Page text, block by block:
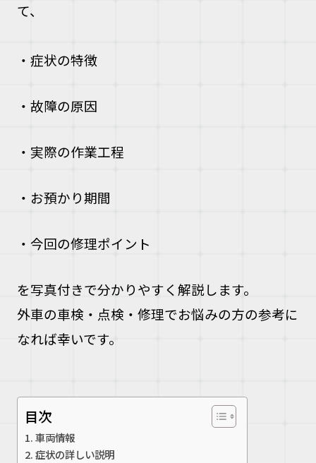
て、
・症状の特徴
・故障の原因
・実際の作業工程
・お預かり期間
・今回の修理ポイント
を写真付きで分かりやすく解説します。
外車の車検・点検・修理でお悩みの方の参考に
なれば幸いです。
目次
車両情報
症状の詳しい説明